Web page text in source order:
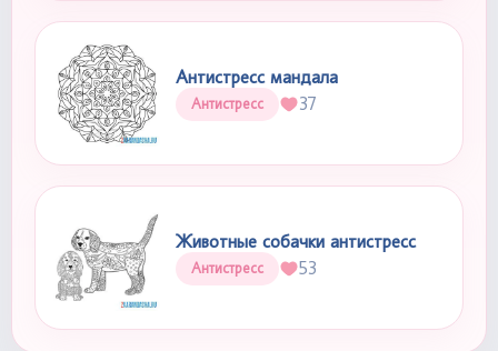
Антистресс мандала
Антистресс 37
Животные собачки антистресс
Антистресс 53